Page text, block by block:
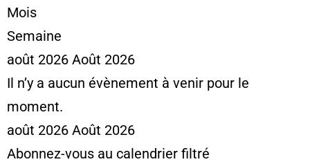
Mois
Semaine
août 2026 Août 2026
Il n’y a aucun évènement à venir pour le
moment.
août 2026 Août 2026
Abonnez-vous au calendrier filtré